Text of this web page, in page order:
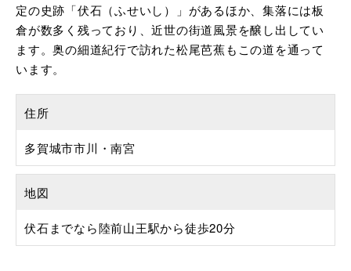
定の史跡「伏石（ふせいし）」があるほか、集落には板
倉が数多く残っており、近世の街道風景を醸し出してい
ます。奥の細道紀行で訪れた松尾芭蕉もこの道を通って
います。
住所
多賀城市市川・南宮
地図
伏石までなら陸前山王駅から徒歩20分